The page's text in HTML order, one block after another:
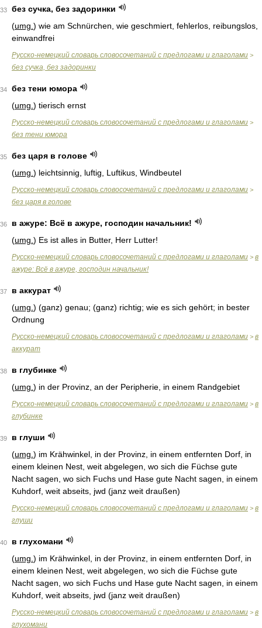
33
без сучка, без задоринки
(umg. ) wie am Schnürchen, wie geschmiert, fehlerlos, reibungslos,
einwandfrei
Русско-немецкий словарь словосочетаний с предлогами и глаголами >
без сучка, без задоринки
34
без тени юмора
(umg. ) tierisch ernst
Русско-немецкий словарь словосочетаний с предлогами и глаголами >
без тени юмора
35
без царя в голове
(umg. ) leichtsinnig, luftig, Luftikus, Windbeutel
Русско-немецкий словарь словосочетаний с предлогами и глаголами >
без царя в голове
36
в ажуре: Всё в ажуре, господин начальник!
(umg. ) Es ist alles in Butter, Herr Lutter!
Русско-немецкий словарь словосочетаний с предлогами и глаголами > в
ажуре: Всё в ажуре, господин начальник!
37
в аккурат
(umg. ) (ganz) genau; (ganz) richtig; wie es sich gehört; in bester
Ordnung
Русско-немецкий словарь словосочетаний с предлогами и глаголами > в
аккурат
38
в глубинке
(umg. ) in der Provinz, an der Peripherie, in einem Randgebiet
Русско-немецкий словарь словосочетаний с предлогами и глаголами > в
глубинке
39
в глуши
(umg. ) im Krähwinkel, in der Provinz, in einem entfernten Dorf, in
einem kleinen Nest, weit abgelegen, wo sich die Füchse gute
Nacht sagen, wo sich Fuchs und Hase gute Nacht sagen, in einem
Kuhdorf, weit abseits, jwd (janz weit draußen)
Русско-немецкий словарь словосочетаний с предлогами и глаголами > в
глуши
40
в глухомани
(umg. ) im Krähwinkel, in der Provinz, in einem entfernten Dorf, in
einem kleinen Nest, weit abgelegen, wo sich die Füchse gute
Nacht sagen, wo sich Fuchs und Hase gute Nacht sagen, in einem
Kuhdorf, weit abseits, jwd (janz weit draußen)
Русско-немецкий словарь словосочетаний с предлогами и глаголами > в
глухомани